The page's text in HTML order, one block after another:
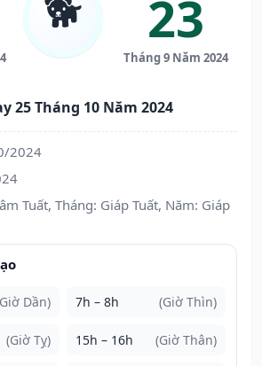
23
Tháng 9 Năm 2024
25 Tháng 10 Năm 2024
2024
Tuất, Tháng: Giáp Tuất, Năm: Giáp
Dần) 7h – 8h (Giờ Thìn)
(Giờ Tỵ) 15h – 16h (Giờ Thân)